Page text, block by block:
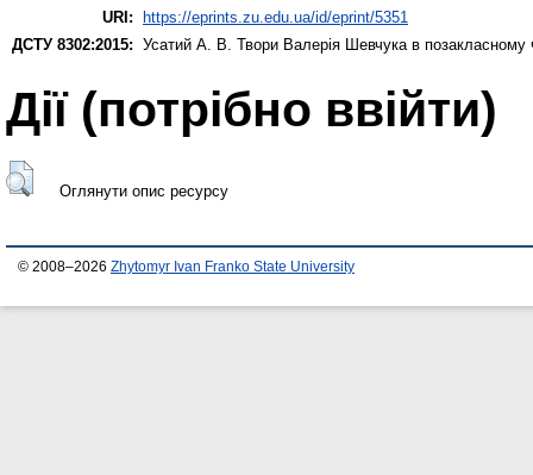
URI: https://eprints.zu.edu.ua/id/eprint/5351
ДСТУ 8302:2015: Усатий А. В. Твори Валерія Шевчука в позакласному
Дії ​​(потрібно ввійти)
Оглянути опис ресурсу
© 2008–2026 Zhytomyr Ivan Franko State University